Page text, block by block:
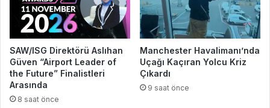
SAW/ISG Direktörü Aslıhan
Güven “Airport Leader of
the Future” Finalistleri
Arasında
8 saat önce
Manchester Havalimanı’nda
Uçağı Kaçıran Yolcu Kriz
Çıkardı
9 saat önce